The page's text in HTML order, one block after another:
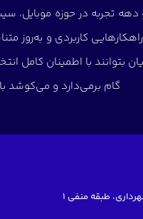
دهه تجربه در حوزه موبایل،
کاربردی و به‌روز
بتوانند با اطمینان کامل
گام برمی‌دارد و می‌کوشد
طبقه منفی ۱